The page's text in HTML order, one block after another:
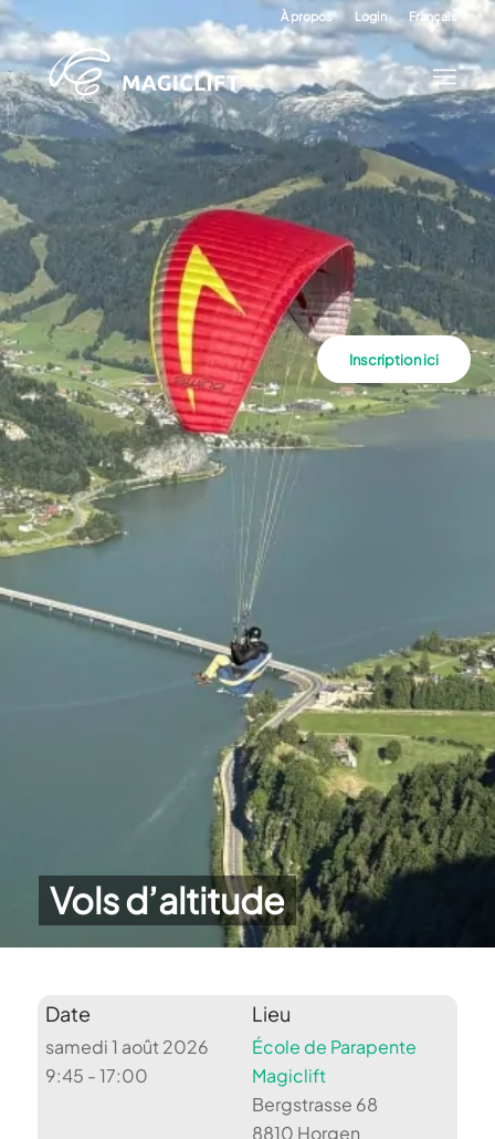
À propos Login Français
Vols d’altitude
Inscription ici
Date
samedi 1 août 2026
9:45 - 17:00
Lieu
École de Parapente
Magiclift
Bergstrasse 68
8810 Horgen